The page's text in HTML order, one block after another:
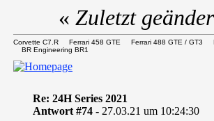
« Zuletzt
Corvette C7.R Ferrari 458 GTE Ferrari 488 GTE /
BR Engineering BR1
Re: 24H Series 2021
Antwort #74 - 27.03.21 um 10:24:30